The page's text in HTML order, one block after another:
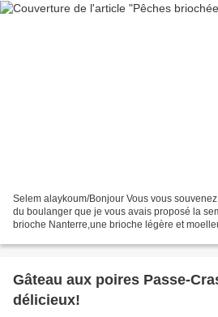
Selem alaykoum/Bonjour Vous vous
du boulanger que je vous avais proposé la
brioche Nanterre,une brioche légère et
Gâteau aux poires Passe-
délicieux!